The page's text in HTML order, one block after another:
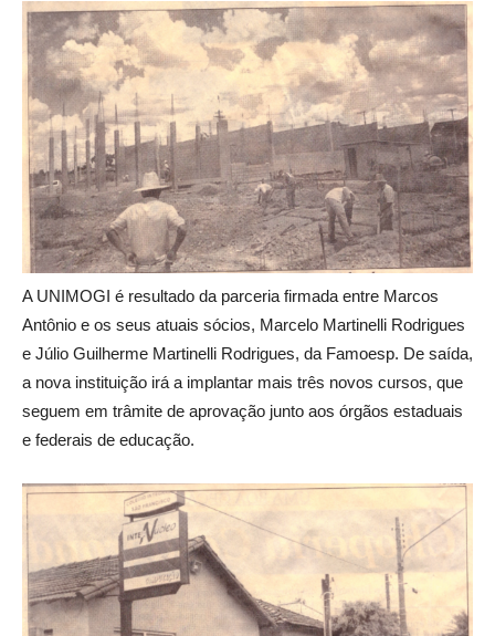
A UNIMOGI é resultado da parceria firmada entre Marcos
Antônio e os seus atuais sócios, Marcelo Martinelli Rodrigues
e Júlio Guilherme Martinelli Rodrigues, da Famoesp. De saída,
a nova instituição irá a implantar mais três novos cursos, que
seguem em trâmite de aprovação junto aos órgãos estaduais
e federais de educação.